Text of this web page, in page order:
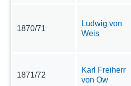
1870/71
Ludwig von
Weis
1871/72
Karl Freiherr
von Ow